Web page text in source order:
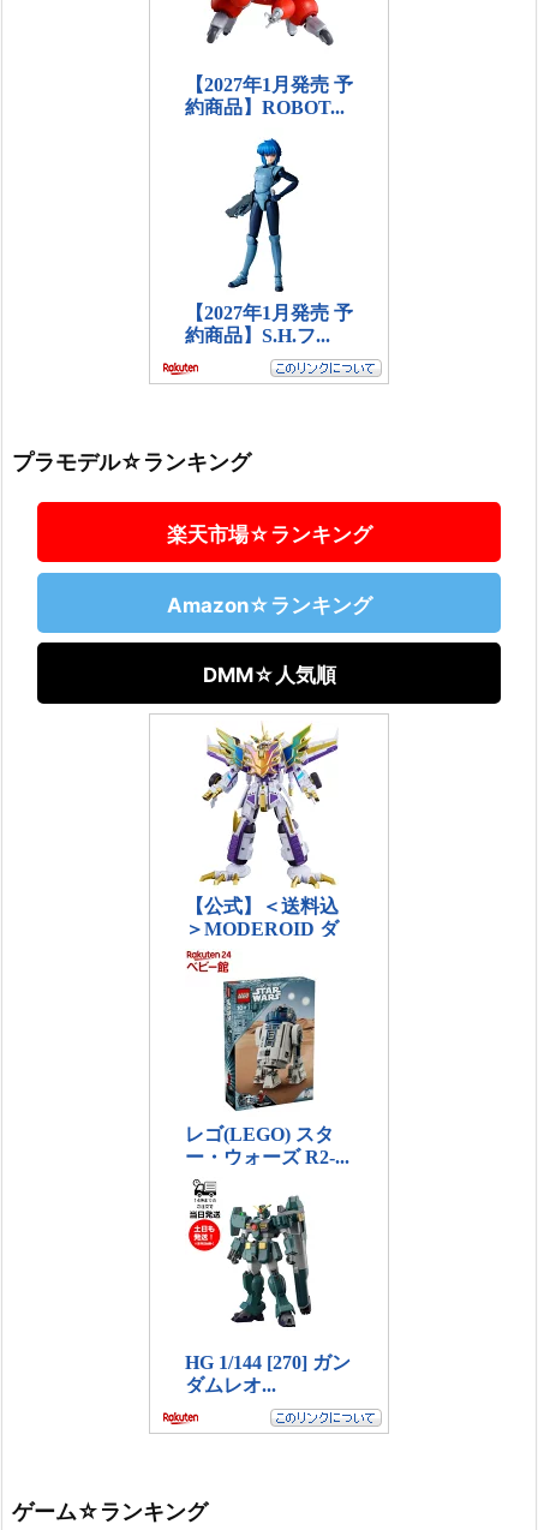
プラモデル☆ランキング
楽天市場☆ランキング
Amazon☆ランキング
DMM☆人気順
ゲーム☆ランキング